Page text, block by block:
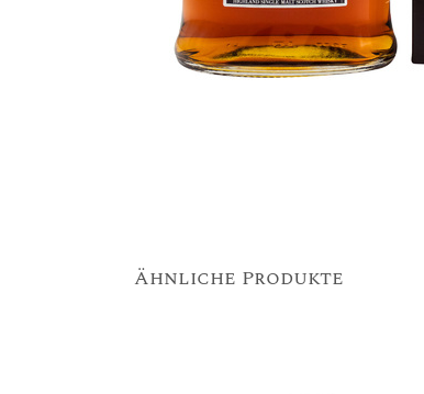
Ähnliche Produkte